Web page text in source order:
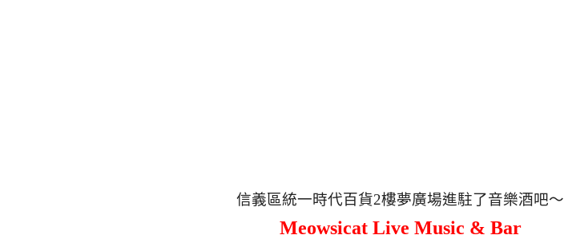
信義區統一時代百貨2樓夢廣場進駐了音樂酒吧～
Meowsicat Live Music & Bar